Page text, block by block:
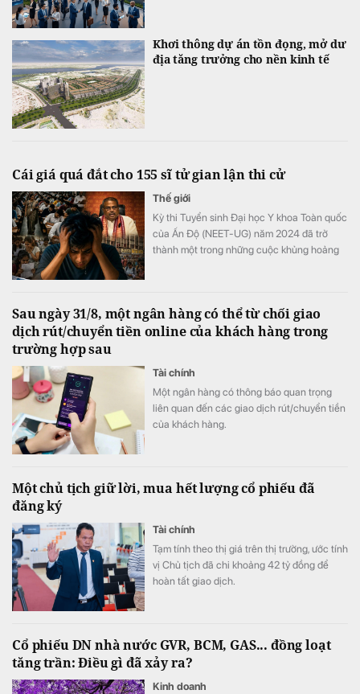
Khơi thông dự án tồn đọng, mở dư
địa tăng trưởng cho nền kinh tế
Cái giá quá đắt cho 155 sĩ tử gian lận thi cử
Thế giới
Kỳ thi Tuyển sinh Đại học Y khoa Toàn quốc
của Ấn Độ (NEET-UG) năm 2024 đã trở
thành một trong những cuộc khủng hoảng
Sau ngày 31/8, một ngân hàng có thể từ chối giao
dịch rút/chuyển tiền online của khách hàng trong
trường hợp sau
Tài chính
Một ngân hàng có thông báo quan trọng
liên quan đến các giao dịch rút/chuyển tiền
của khách hàng.
Một chủ tịch giữ lời, mua hết lượng cổ phiếu đã
đăng ký
Tài chính
Tạm tính theo thị giá trên thị trường, ước tính
vị Chủ tịch đã chi khoảng 42 tỷ đồng để
hoàn tất giao dịch.
Cổ phiếu DN nhà nước GVR, BCM, GAS... đồng loạt
tăng trần: Điều gì đã xảy ra?
Kinh doanh